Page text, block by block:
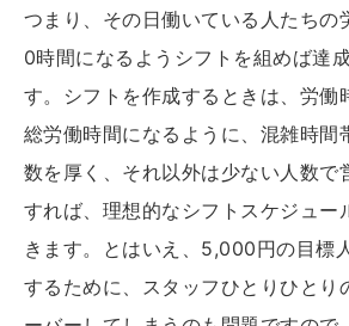
つまり、その日働いている人たちの
0時間になるようシフトを組めば達
す。シフトを作成するときは、労働
総労働時間になるように、混雑時間
数を厚く、それ以外は少ない人数で
すれば、理想的なシフトスケジュー
きます。とはいえ、5,000円の目標
するために、スタッフひとりひとり